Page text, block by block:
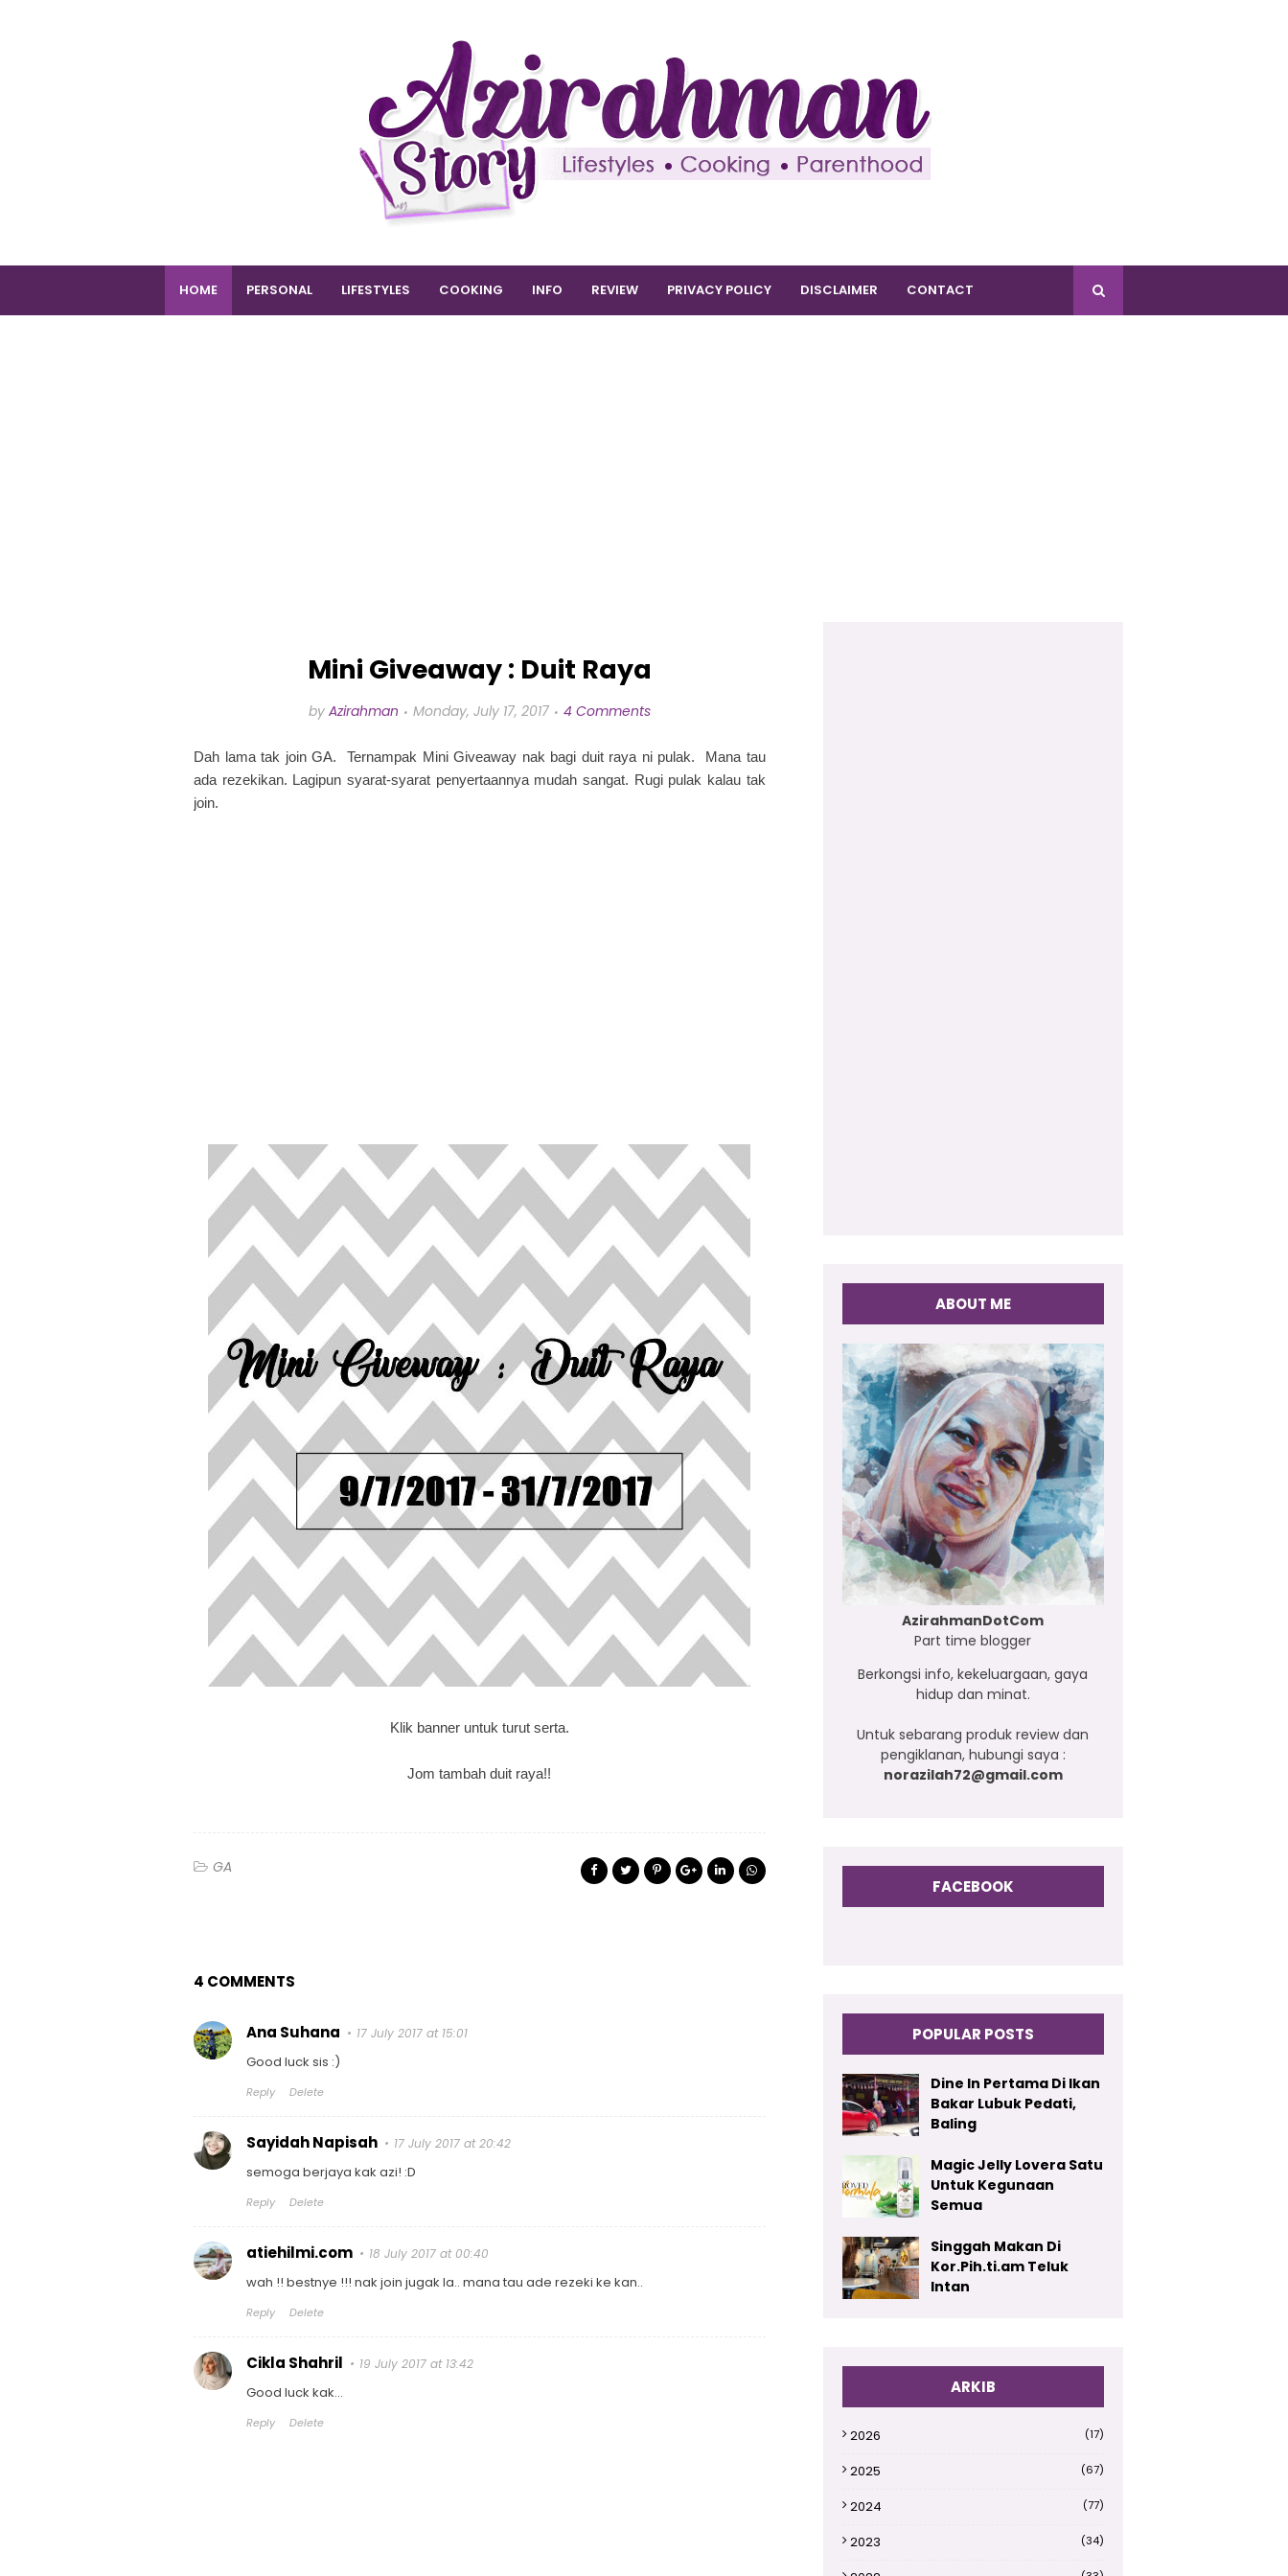
HOME PERSONAL LIFESTYLES COOKING INFO REVIEW PRIVACY POLICY DISCLAIMER CONTACT
Mini Giveaway : Duit Raya
by Azirahman Monday, July 17, 2017 4 Comments
Dah lama tak join GA. Ternampak Mini Giveaway nak bagi duit raya ni pulak. Mana tau
ada rezekikan. Lagipun syarat-syarat penyertaannya mudah sangat. Rugi pulak kalau tak
join.
Klik banner untuk turut serta.
Jom tambah duit raya!!
GA
4 COMMENTS
Ana Suhana 17 July 2017 at 15:01
Good luck sis :)
Reply Delete
Sayidah Napisah 17 July 2017 at 20:42
semoga berjaya kak azi! :D
Reply Delete
atiehilmi.com 18 July 2017 at 00:40
wah !! bestnye !!! nak join jugak la.. mana tau ade rezeki ke kan..
Reply Delete
Cikla Shahril 19 July 2017 at 13:42
Good luck kak...
Reply Delete
ABOUT ME
AzirahmanDotCom
Part time blogger
Berkongsi info, kekeluargaan, gaya
hidup dan minat.
Untuk sebarang produk review dan
pengiklanan, hubungi saya :
norazilah72@gmail.com
FACEBOOK
POPULAR POSTS
Dine In Pertama Di Ikan
Bakar Lubuk Pedati,
Baling
Magic Jelly Lovera Satu
Untuk Kegunaan
Semua
Singgah Makan Di
Kor.Pih.ti.am Teluk
Intan
ARKIB
2026 (17)
2025 (67)
2024 (77)
2023 (34)